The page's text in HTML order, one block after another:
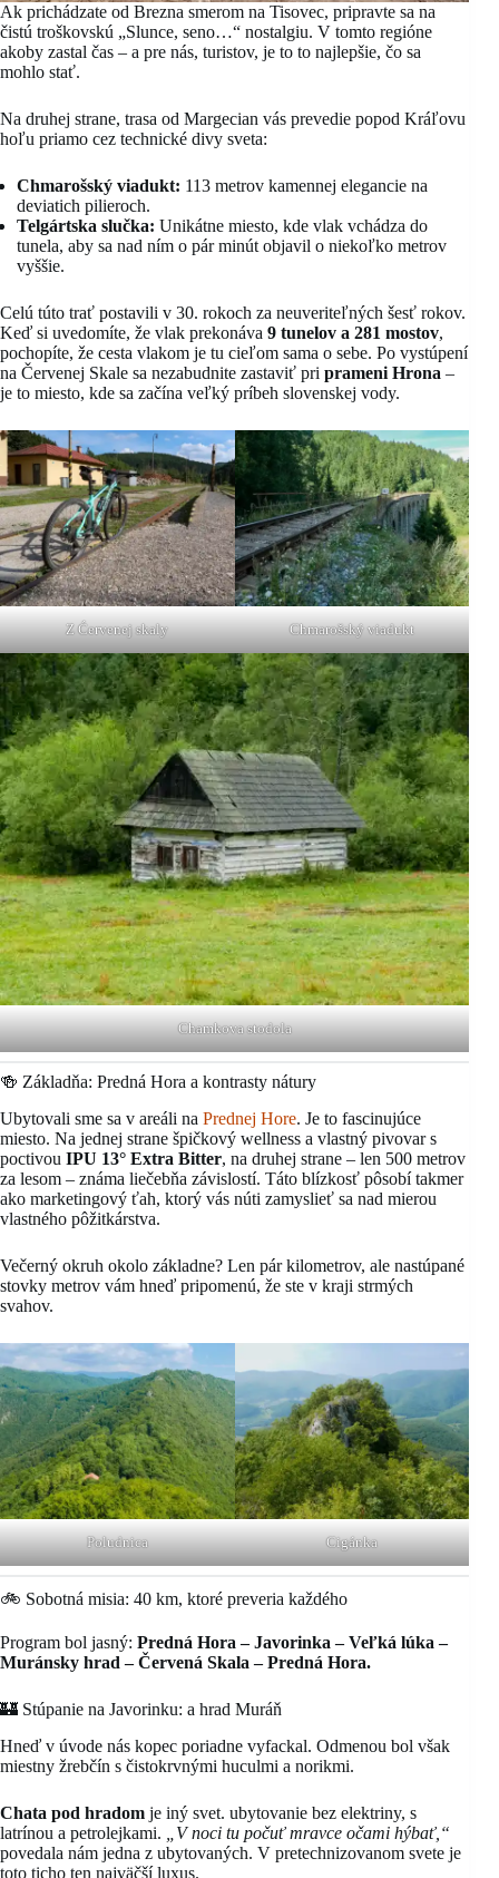
Ak prichádzate od Brezna smerom na Tisovec, pripravte sa na
čistú troškovskú „Slunce, seno…“ nostalgiu. V tomto regióne
akoby zastal čas – a pre nás, turistov, je to to najlepšie, čo sa
mohlo stať.
Na druhej strane, trasa od Margecian vás prevedie popod Kráľovu
hoľu priamo cez technické divy sveta:
Chmarošský viadukt: 113 metrov kamennej elegancie na
deviatich pilieroch.
Telgártska slučka: Unikátne miesto, kde vlak vchádza do
tunela, aby sa nad ním o pár minút objavil o niekoľko metrov
vyššie.
Celú túto trať postavili v 30. rokoch za neuveriteľných šesť rokov.
Keď si uvedomíte, že vlak prekonáva 9 tunelov a 281 mostov,
pochopíte, že cesta vlakom je tu cieľom sama o sebe. Po vystúpení
na Červenej Skale sa nezabudnite zastaviť pri prameni Hrona –
je to miesto, kde sa začína veľký príbeh slovenskej vody.
Z Ćervenej skaly Chmarošský viadukt
Chamkova stodola
🍻 Základňa: Predná Hora a kontrasty nátury
Ubytovali sme sa v areáli na Prednej Hore. Je to fascinujúce
miesto. Na jednej strane špičkový wellness a vlastný pivovar s
poctivou IPU 13° Extra Bitter, na druhej strane – len 500 metrov
za lesom – známa liečebňa závislostí. Táto blízkosť pôsobí takmer
ako marketingový ťah, ktorý vás núti zamyslieť sa nad mierou
vlastného pôžitkárstva.
Večerný okruh okolo základne? Len pár kilometrov, ale nastúpané
stovky metrov vám hneď pripomenú, že ste v kraji strmých
svahov.
Poludnica Cigánka
🚲 Sobotná misia: 40 km, ktoré preveria každého
Program bol jasný: Predná Hora – Javorinka – Veľká lúka –
Muránsky hrad – Červená Skala – Predná Hora.
🏰 Stúpanie na Javorinku: a hrad Muráň
Hneď v úvode nás kopec poriadne vyfackal. Odmenou bol však
miestny žrebčín s čistokrvnými huculmi a norikmi.
Chata pod hradom je iný svet. ubytovanie bez elektriny, s
latrínou a petrolejkami.
„V noci tu počuť mravce očami hýbať,“
povedala nám jedna z ubytovaných. V pretechnizovanom svete je
toto ticho ten najväčší luxus.